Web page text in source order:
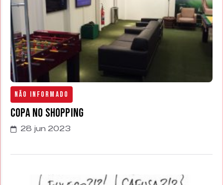
Não Informado
Copa no Shopping
28 jun 2023